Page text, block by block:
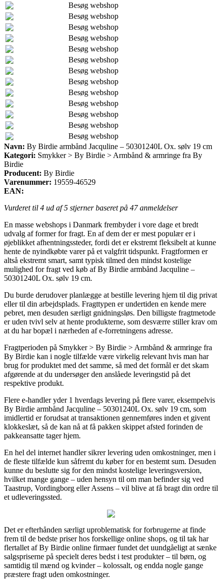
Besøg webshop
Besøg webshop
Besøg webshop
Besøg webshop
Besøg webshop
Besøg webshop
Besøg webshop
Besøg webshop
Besøg webshop
Besøg webshop
Besøg webshop
Besøg webshop
Besøg webshop
Navn: By Birdie armbånd Jacquline – 50301240L Ox. sølv 19 cm
Kategori: Smykker > By Birdie > Armbånd & armringe fra By
Birdie
Producent: By Birdie
Varenummer: 19559-46529
EAN:
Vurderet til 4 ud af 5 stjerner baseret på 47anmeldelser
En masse webshops i Danmark frembyder i vore dage et bredt
udvalg af former for fragt. En af dem der er mest populær er i
øjeblikket afhentningssteder, fordi det er ekstremt fleksibelt at kunne
hente de nyindkøbte varer på et valgfrit tidspunkt. Fragtformen er
altså ekstremt smart, samt typisk tilmed den mindst kostelige
mulighed for fragt ved køb af By Birdie armbånd Jacquline –
50301240L Ox. sølv 19 cm.
Du burde derudover planlægge at bestille levering hjem til dig privat
eller til din arbejdsplads. Fragttypen er undertiden en kende mere
pebret, men desuden særligt gnidningsløs. Den billigste fragtmetode
er uden tvivl selv at hente produkterne, som desværre stiller krav om
at du har bopæl i nærheden af e-forretningens adresse.
Fragtperioden på Smykker > By Birdie > Armbånd & armringe fra
By Birdie kan i nogle tilfælde være virkelig relevant hvis man har
brug for produktet med det samme, så med det formål er det skam
afgørende at du undersøger den anslåede leveringstid på det
respektive produkt.
Flere e-handler yder 1 hverdags levering på flere varer, eksempelvis
By Birdie armbånd Jacquline – 50301240L Ox. sølv 19 cm, som
imidlertid er forudsat at transaktionen gennemføres inden et givent
klokkeslæt, så de kan nå at få pakken skippet afsted forinden de
pakkeansatte tager hjem.
En hel del internet handler sikrer levering uden omkostninger, men i
de fleste tilfælde kun såfremt du køber for en bestemt sum. Desuden
kunne du beslutte sig for den mindst kostelige leveringsversion,
hvilket mange gange – uden hensyn til om man befinder sig ved
Taastrup, Vordingborg eller Assens – vil blive at få bragt din ordre til
et udleveringssted.
Det er efterhånden særligt uproblematisk for forbrugerne at finde
frem til de bedste priser hos forskellige online shops, og til tak har
flertallet af By Birdie online firmaer fundet det uundgåeligt at sænke
salgspriserne på specielt deres bedst i test produkter – til børn, og
samtidig til mænd og kvinder – kolossalt, og endda nogle gange
præstere fragt uden omkostninger.